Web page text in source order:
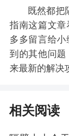
既然都把
指南这篇文章
多多留言给
到的其他问
来最新的解决
相关阅读